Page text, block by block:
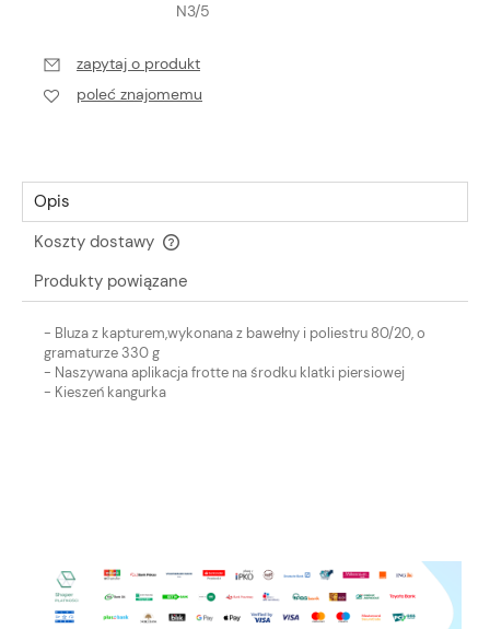
N3/5
zapytaj o produkt
poleć znajomemu
Opis
Koszty dostawy
Cena nie zawiera ewentualnych kosztów płatności
Produkty powiązane
- Bluza z kapturem,wykonana z bawełny i poliestru 80/20, o
gramaturze 330 g
- Naszywana aplikacja frotte na środku klatki piersiowej
- Kieszeń kangurka